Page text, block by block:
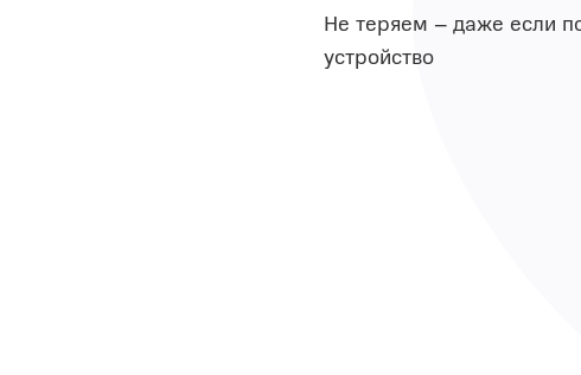
Не теряем – даже если
устройство